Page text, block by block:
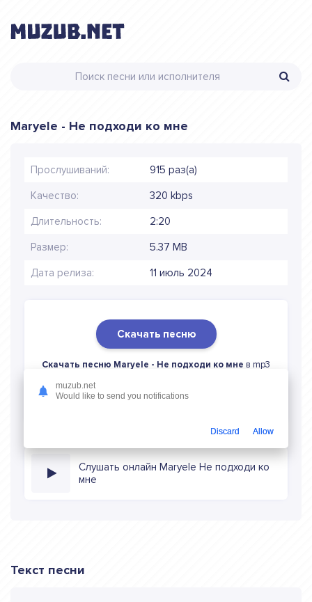
Maryele - Не подходи ко мне
Прослушиваний: 915 раз(а)
Качество: 320 kbps
Длительность: 2:20
Размер: 5.37 MB
Дата релиза: 11 июль 2024
Скачать песню
Скачать песню Maryele - Не подходи ко мне в mp3
музыку в режиме онлайн
Слушать онлайн Maryele Не подходи ко
мне
Текст песни
muzub.net
Would like to send you notifications
Discard Allow